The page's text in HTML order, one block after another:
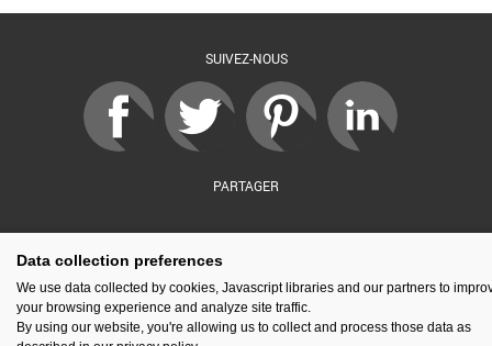
SUIVEZ-NOUS
PARTAGER
par : Financé par :
Data collection preferences
We use data collected by cookies, Javascript libraries and our partners to
your browsing experience and analyze site traffic.
By using our website, you're allowing us to collect and process those data as